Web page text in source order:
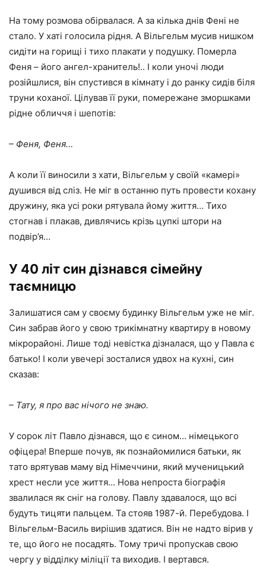
На тому розмова обірвалася. А за кілька днів Фені не
стало. У хаті голосила рідня. А Вільгельм мусив нишком
сидіти на горищі і тихо плакати у подушку. Померла
Феня – його ангел-хранитель!.. І коли уночі люди
розійшлися, він спустився в кімнату і до ранку сидів біля
труни коханої. Цілував її руки, помережане зморшками
рідне обличчя і шепотів:
– Феня, Феня…
А коли її виносили з хати, Вільгельм у своїй «камері»
душився від сліз. Не міг в останню путь провести кохану
дружину, яка усі роки рятувала йому життя… Тихо
стогнав і плакав, дивлячись крізь цупкі штори на
подвір’я…
У 40 літ син дізнався сімейну
таємницю
Залишатися сам у своєму будинку Вільгельм уже не міг.
Син забрав його у свою трикімнатну квартиру в новому
мікрорайоні. Лише тоді невістка дізналася, що у Павла є
батько! І коли увечері зосталися удвох на кухні, син
сказав:
– Тату, я про вас нічого не знаю.
У сорок літ Павло дізнався, що є сином… німецького
офіцера! Вперше почув, як познайомилися батьки, як
тато врятував маму від Німеччини, який мученицький
хрест несли усе життя… Нова непроста біографія
звалилася як сніг на голову. Павлу здавалося, що всі
будуть тицяти пальцем. Та стояв 1987-й. Перебудова. І
Вільгельм-Василь вирішив здатися. Він не надто вірив у
те, що його не посадять. Тому тричі пропускав свою
чергу у відділку міліції та виходив. І вертався.